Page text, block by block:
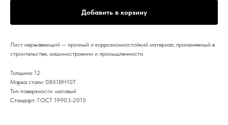
Добавить в корзину
Лист нержавеющий — прочный и коррозионностойкий материал, применяемый в
строительстве, машиностроении и промышленности.
Толщина: 12
Марка стали: 08Х18Н10Т
Тип поверхности: матовый
Стандарт: ГОСТ 19903-2015